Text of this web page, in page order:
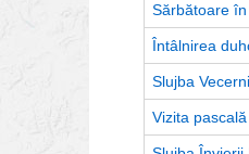
Sărbătoare în
Întâlnirea
Slujba
Vizita